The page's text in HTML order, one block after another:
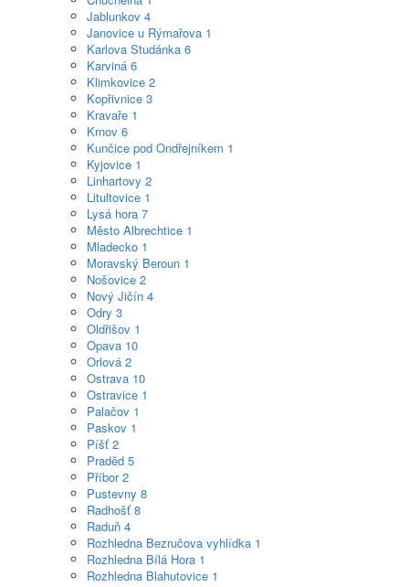
Jablunkov 4
Janovice u Rýmařova 1
Karlova Studánka 6
Karviná 6
Klimkovice 2
Kopřivnice 3
Kravaře 1
Krnov 6
Kunčice pod Ondřejníkem 1
Kyjovice 1
Linhartovy 2
Litultovice 1
Lysá hora 7
Město Albrechtice 1
Mladecko 1
Moravský Beroun 1
Nošovice 2
Nový Jičín 4
Odry 3
Oldřišov 1
Opava 10
Orlová 2
Ostrava 10
Ostravice 1
Palačov 1
Paskov 1
Píšť 2
Praděd 5
Příbor2
Pustevny 8
Radhošť 8
Raduň 4
Rozhledna Bezručova vyhlídka 1
Rozhledna Bílá Hora 1
Rozhledna Blahutovice 1